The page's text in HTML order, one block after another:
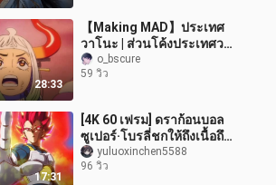
28:33
【Making MAD】ประเทศ
วาโนะ | ส่วนโค้งประเทศวา
โนะo_bscure
59 วิว
17:31
[4K 60 เฟรม] ดราก้อนบอล
ซูเปอร์·โบรลี่ชกให้ถึงเนื้อถึง
ตัว!yuluoxinchen5588
96 วิว